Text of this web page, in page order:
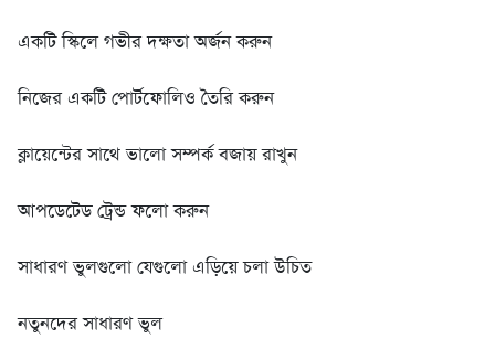
একটি স্কিলে গভীর দক্ষতা অর্জন করুন
নিজের একটি পোর্টফোলিও তৈরি করুন
ক্লায়েন্টের সাথে ভালো সম্পর্ক বজায় রাখুন
আপডেটেড ট্রেন্ড ফলো করুন
সাধারণ ভুলগুলো যেগুলো এড়িয়ে চলা উচিত
নতুনদের সাধারণ ভুল